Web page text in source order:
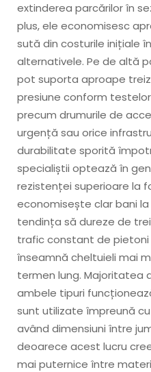
extinderea parcărilor în
plus, ele economisesc
sută din costurile inițiale
alternativele. Pe de altă
pot suporta aproape
presiune conform testelor
precum drumurile de
urgență sau orice
durabilitate sporită
specialiștii optează în
rezistenței superioare la
economisește clar bani
tendința să dureze de
trafic constant de pietoni
înseamnă cheltuieli mai
termen lung. Majoritatea
ambele tipuri
sunt utilizate împreună
având dimensiuni între
deoarece acest lucru
mai puternice între